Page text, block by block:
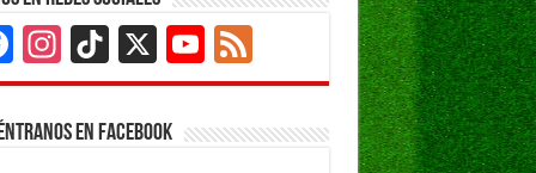
Facebook
Instagram
TikTok
X YouTube
Channel
Feed
en Facebook